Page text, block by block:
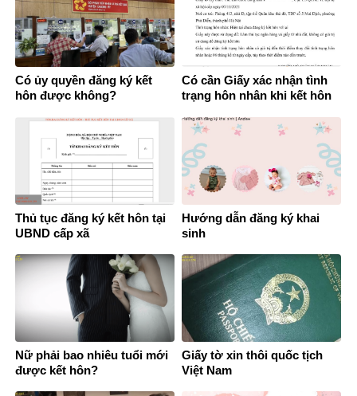
Có ủy quyền đăng ký kết
hôn được không?
Có cần Giấy xác nhận tình
trạng hôn nhân khi kết hôn
Thủ tục đăng ký kết hôn tại
UBND cấp xã
Hướng dẫn đăng ký khai
sinh
Nữ phải bao nhiêu tuổi mới
được kết hôn?
Giấy tờ xin thôi quốc tịch
Việt Nam